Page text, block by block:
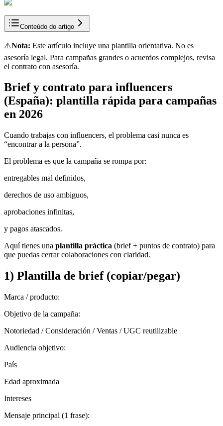
Conteúdo do artigo
⚠️Nota: Este artículo incluye una plantilla orientativa. No es
asesoría legal. Para campañas grandes o acuerdos complejos, revisa
el contrato con asesoría.
Brief y contrato para influencers
(España): plantilla rápida para campañas
en 2026
Cuando trabajas con influencers, el problema casi nunca es
“encontrar a la persona”.
El problema es que la campaña se rompa por:
entregables mal definidos,
derechos de uso ambiguos,
aprobaciones infinitas,
y pagos atascados.
Aquí tienes una plantilla práctica (brief + puntos de contrato) para
que puedas cerrar colaboraciones con claridad.
1) Plantilla de brief (copiar/pegar)
Marca / producto:
Objetivo de la campaña:
Notoriedad / Consideración / Ventas / UGC reutilizable
Audiencia objetivo:
País
Edad aproximada
Intereses
Mensaje principal (1 frase):